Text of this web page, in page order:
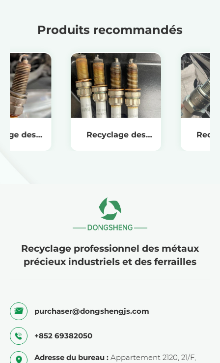
Produits recommandés
Recyclage des
en iridium pour la
durabilité
Recyclage des
Recyclage professionnel des métaux
précieux industriels et des ferrailles
purchaser@dongshengjs.com
+852 69382050
Adresse du bureau : Appartement 2120, 21/F,